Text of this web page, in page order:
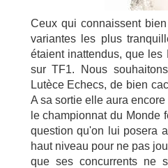
Ceux qui connaissent
variantes les plus
étaient inattendus, que
sur TF1. Nous
Lutèce Echecs, de bien
A sa sortie elle aura
le championnat du Monde
question qu'on lui posera
haut niveau pour ne pas
que ses concurrents ne